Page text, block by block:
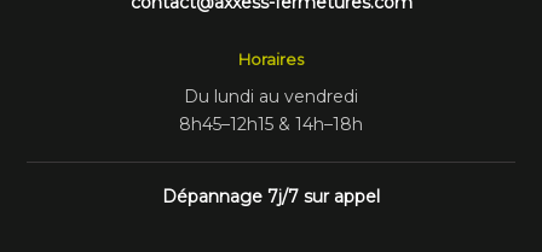
Horaires
Du lundi au vendredi
8h45–12h15 & 14h–18h
Dépannage 7j/7 sur appel